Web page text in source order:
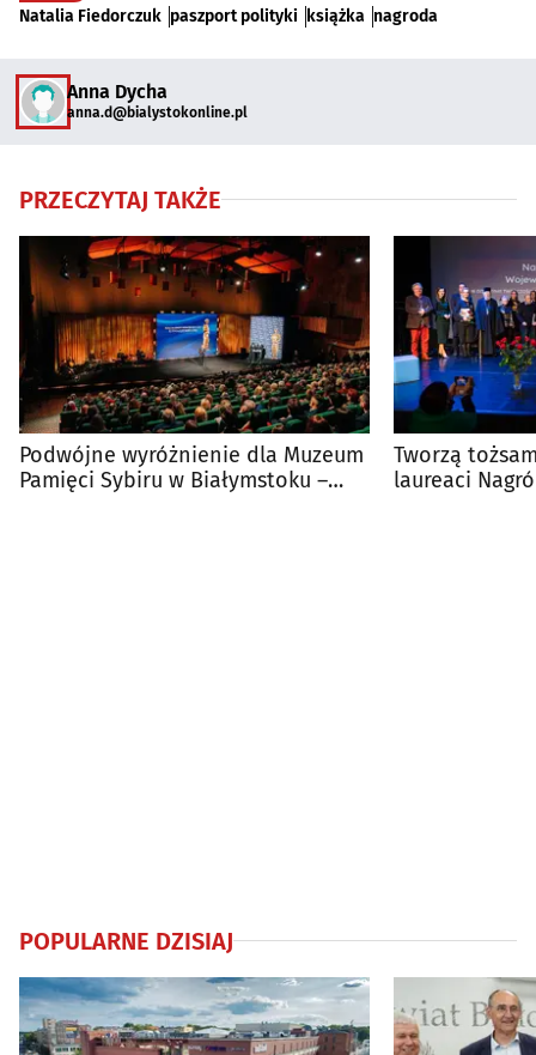
Natalia Fiedorczuk paszport polityki książka nagroda
Anna Dycha
anna.d@bialystokonline.pl
PRZECZYTAJ TAKŻE
Podwójne wyróżnienie dla Muzeum
Pamięci Sybiru w Białymstoku –
Tworzą
laureaci
POPULARNE DZISIAJ